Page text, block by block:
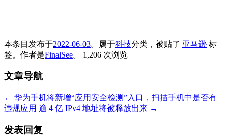
本条目发布于2022-06-03。属于科技分类，被贴了 亚马逊 标
签。 作者是FinalSee。 1,206 次浏览
文章导航
← 华为手机将新增“应用安全检测”入口，扫描手机中是否有
违规应用 逾 4 亿 IPv4 地址将被释放出来 →
发表回复